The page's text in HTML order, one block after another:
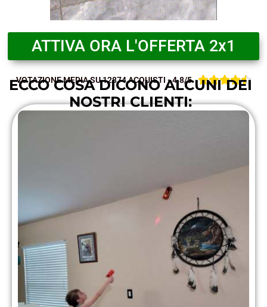
ATTIVA ORA L'OFFERTA 2x1
VOTAZIONE MEDIA SU 12874 ACQUISTI - 4.8/5 
ECCO COSA DICONO ALCUNI DEI
NOSTRI CLIENTI: